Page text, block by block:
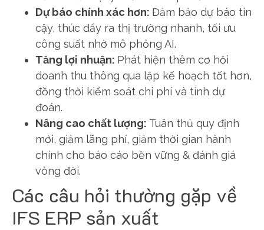
Dự báo chính xác hơn: Đảm bảo dự báo tin
cậy, thúc đẩy ra thị trường nhanh, tối ưu
công suất nhờ mô phỏng AI.
Tăng lợi nhuận: Phát hiện thêm cơ hội
doanh thu thông qua lập kế hoạch tốt hơn,
đồng thời kiểm soát chi phí và tính dự
đoán.
Nâng cao chất lượng: Tuân thủ quy định
mới, giảm lãng phí, giảm thời gian hành
chính cho báo cáo bền vững & đánh giá
vòng đời.
Các câu hỏi thường gặp về
IFS ERP sản xuất